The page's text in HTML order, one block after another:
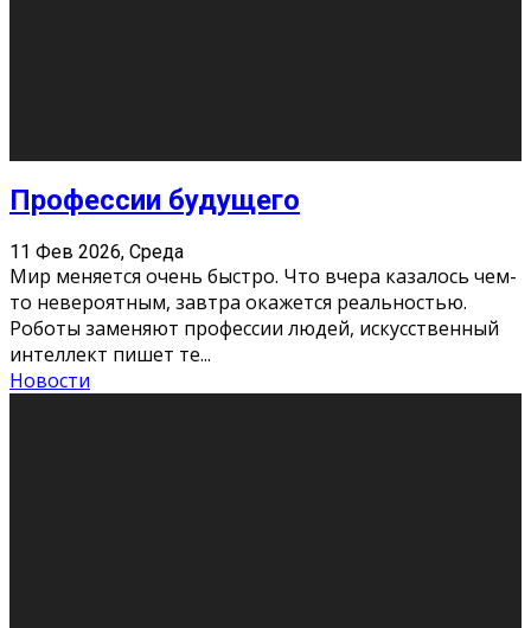
Профессии будущего
11 Фев 2026, Среда
Мир меняется очень быстро. Что вчера казалось чем-
то невероятным, завтра окажется реальностью.
Роботы заменяют профессии людей, искусственный
интеллект пишет те...
Новости